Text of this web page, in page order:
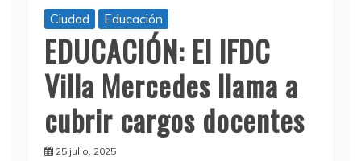
Ciudad Educación
EDUCACIÓN: El IFDC
Villa Mercedes llama a
cubrir cargos docentes
25 julio, 2025